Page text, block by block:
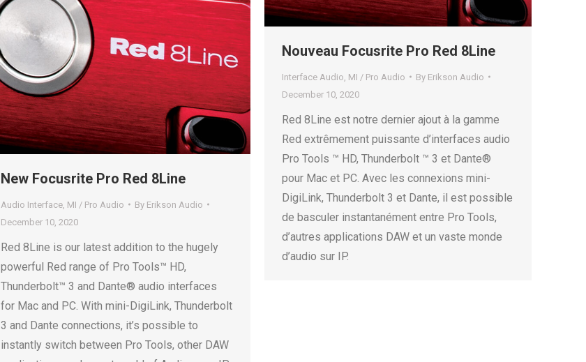
Nouveau Focusrite Pro Red 8Line
Interface Audio MI / Pro Audio By Erikson Audio
December 10, 2020
Red 8Line est notre dernier ajout à la gamme
Red extrêmement puissante d’interfaces audio
Pro Tools ™ HD, Thunderbolt ™ 3 et Dante®
pour Mac et PC. Avec les connexions mini-
DigiLink, Thunderbolt 3 et Dante, il est possible
de basculer instantanément entre Pro Tools,
d’autres applications DAW et un vaste monde
d’audio sur IP.
New Focusrite Pro Red 8Line
Audio Interface MI / Pro Audio By Erikson Audio
December 10, 2020
Red 8Line is our latest addition to the hugely
powerful Red range of Pro Tools™ HD,
Thunderbolt™ 3 and Dante® audio interfaces
for Mac and PC. With mini-DigiLink, Thunderbolt
3 and Dante connections, it’s possible to
instantly switch between Pro Tools, other DAW